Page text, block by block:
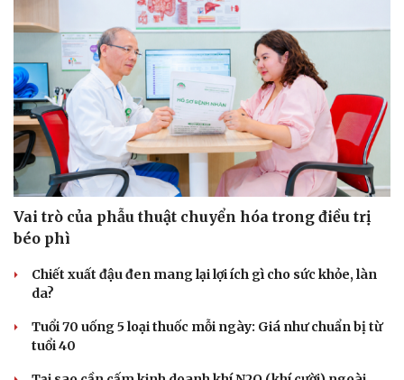
Vai trò của phẫu thuật chuyển hóa trong điều trị
béo phì
Chiết xuất đậu đen mang lại lợi ích gì cho sức khỏe, làn
da?
Tuổi 70 uống 5 loại thuốc mỗi ngày: Giá như chuẩn bị từ
tuổi 40